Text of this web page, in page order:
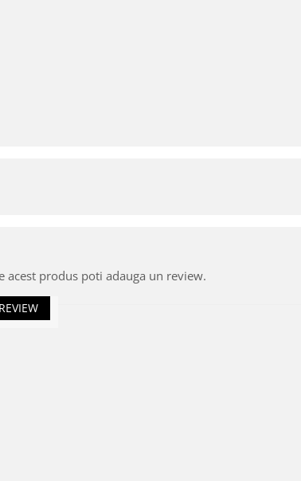
acest produs poti adauga un review.